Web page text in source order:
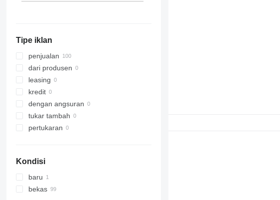
Tipe iklan
penjualan
dari produsen
leasing
kredit
dengan angsuran
tukar tambah
pertukaran
Kondisi
baru
bekas